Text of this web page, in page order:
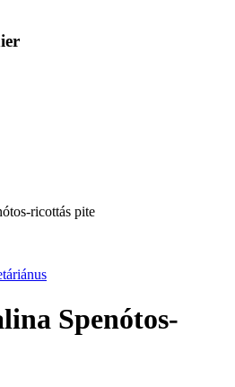
ricottás pite
Spenótos-